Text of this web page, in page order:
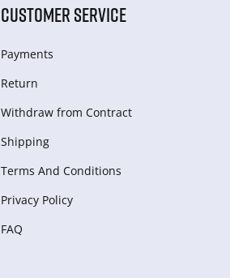
CUSTOMER SERVICE
Payments
Return
Withdraw from Сontract
Shipping
Terms And Conditions
Privacy Policy
FAQ